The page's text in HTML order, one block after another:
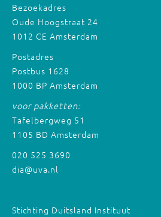
Bezoekadres
Oude Hoogstraat 24
1012 CE Amsterdam
Postadres
Postbus 1628
1000 BP Amsterdam
voor pakketten:
Tafelbergweg 51
1105 BD Amsterdam
020 525 3690
dia@uva.nl
Stichting Duitsland Instituut